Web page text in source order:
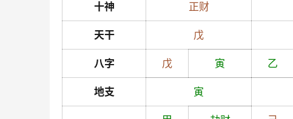
十神 正财
天干 戊
八字 戊 寅 乙
地支 寅